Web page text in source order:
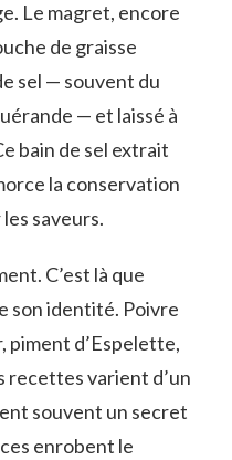
Le magret, encore
de graisse
sel — souvent du
— et laissé à
bain de sel extrait
la conservation
saveurs.
C’est là que
son identité. Poivre
piment d’Espelette,
recettes varient d’un
souvent un secret
enrobent le